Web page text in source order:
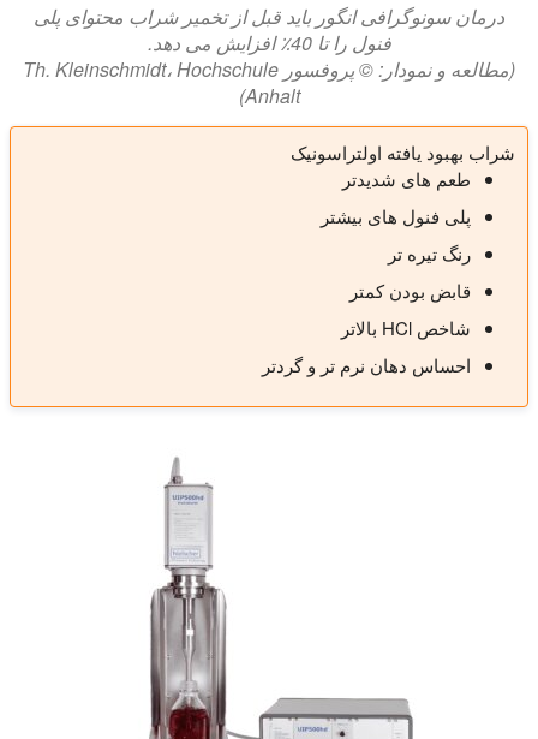
درمان سونوگرافی انگور باید قبل از تخمیر شراب محتوای پلی
فنول را تا 40٪ افزایش می دهد.
(مطالعه و نمودار: © پروفسور Th. Kleinschmidt، Hochschule
Anhalt)
شراب بهبود یافته اولتراسونیک
طعم های شدیدتر
پلی فنول های بیشتر
رنگ تیره تر
قابض بودن کمتر
شاخص HCl بالاتر
احساس دهان نرم تر و گردتر